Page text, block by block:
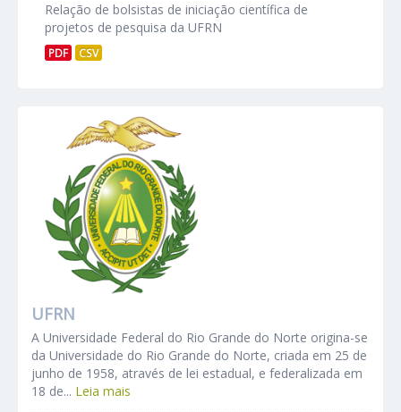
Relação de bolsistas de iniciação científica de
projetos de pesquisa da UFRN
PDF CSV
UFRN
A Universidade Federal do Rio Grande do Norte origina-se
da Universidade do Rio Grande do Norte, criada em 25 de
junho de 1958, através de lei estadual, e federalizada em
18 de... Leia mais